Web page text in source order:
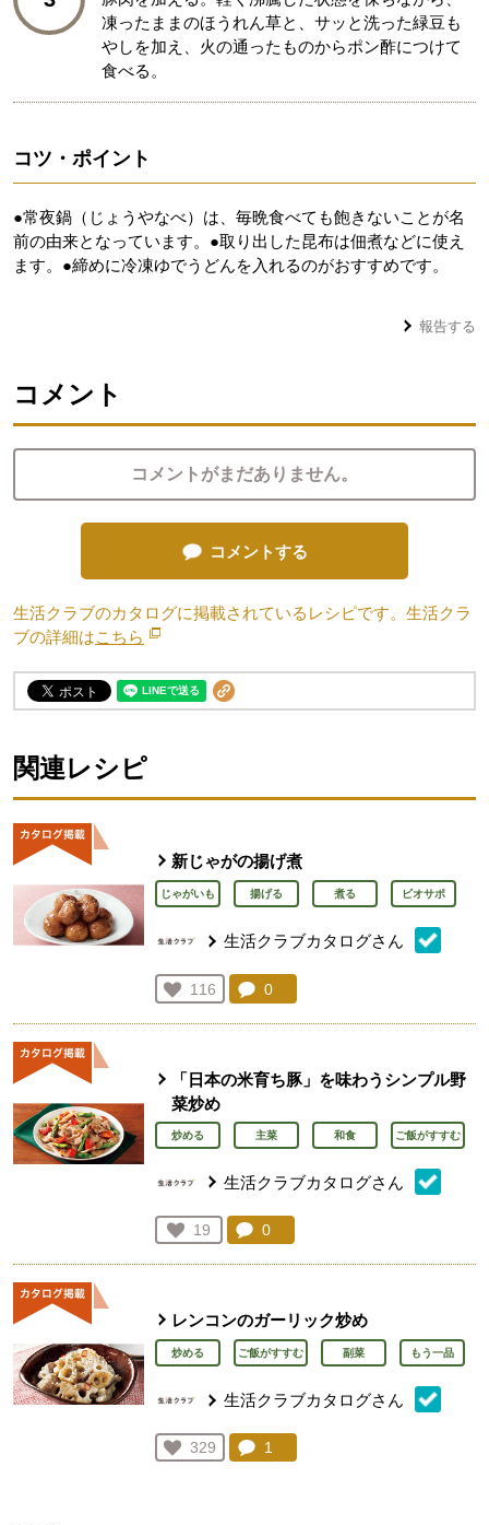
凍ったままのほうれん草と、サッと洗った緑豆も
やしを加え、火の通ったものからポン酢につけて
食べる。
コツ・ポイント
●常夜鍋（じょうやなべ）は、毎晩食べても飽きないことが名
前の由来となっています。●取り出した昆布は佃煮などに使え
ます。●締めに冷凍ゆでうどんを入れるのがおすすめです。
報告する
コメント
コメントがまだありません。
コメントする
生活クラブのカタログに掲載されているレシピです。生活クラ
ブの詳細はこちら 別のウィンドウで開きます。
関連レシピ
新じゃがの揚げ煮
じゃがいも 揚げる 煮る ビオサポ
生活クラブカタログさん
お気に入り登録：
116
人が登録
コメント：
0
「日本の米育ち豚」を味わうシンプル野
菜炒め
炒める 主菜 和食 ご飯がすすむ
生活クラブカタログさん
お気に入り登録：
19
人が登録
コメント：
0
レンコンのガーリック炒め
炒める ご飯がすすむ 副菜 もう一品
生活クラブカタログさん
お気に入り登録：
329
人が登録
コメント：
1